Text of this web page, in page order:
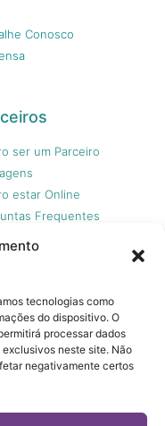
tecnologias como
do dispositivo. O
processar dados
neste site. Não
negativamente certos
Conosco
ser um Parceiro
estar Online
Frequentes
não garante a